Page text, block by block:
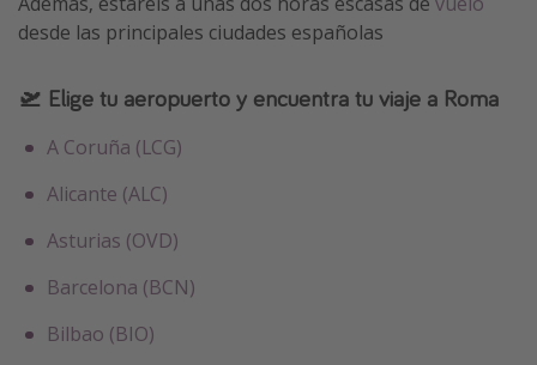
Eventos deportivos
desde las principales ciudades españolas
🛫 Elige tu aeropuerto y encuentra tu viaje a Roma
A Coruña (LCG)
Alicante (ALC)
Asturias (OVD)
Barcelona (BCN)
Bilbao (BIO)